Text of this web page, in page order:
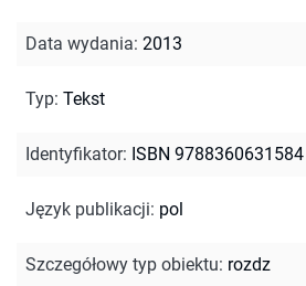
Data wydania: 2013
Typ: Tekst
Identyfikator: ISBN 9788360631584
Język publikacji: pol
Szczegółowy typ obiektu: rozdz